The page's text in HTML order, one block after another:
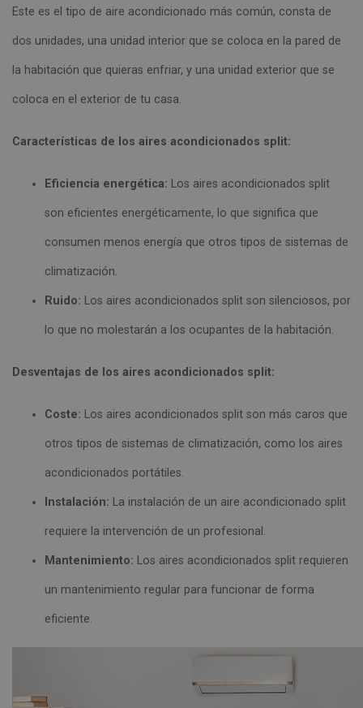
Este es el tipo de aire acondicionado más común, consta de
dos unidades, una unidad interior que se coloca en la pared de
la habitación que quieras enfriar, y una unidad exterior que se
coloca en el exterior de tu casa.
Características de los aires acondicionados split:
Eficiencia energética: Los aires acondicionados split
son eficientes energéticamente, lo que significa que
consumen menos energía que otros tipos de sistemas de
climatización.
Ruido: Los aires acondicionados split son silenciosos, por
lo que no molestarán a los ocupantes de la habitación.
Desventajas de los aires acondicionados split:
Coste: Los aires acondicionados split son más caros que
otros tipos de sistemas de climatización, como los aires
acondicionados portátiles.
Instalación: La instalación de un aire acondicionado split
requiere la intervención de un profesional.
Mantenimiento: Los aires acondicionados split requieren
un mantenimiento regular para funcionar de forma
eficiente.